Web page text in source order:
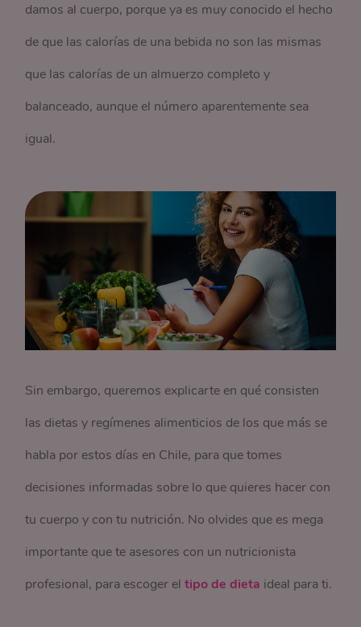
damos al cuerpo, porque ya es muy conocido el hecho
de que las calorías de una bebida no son las mismas
que las calorías de un almuerzo completo y
balanceado, aunque el número aparentemente sea
igual.
Sin embargo, queremos explicarte en qué consisten
las dietas y regímenes alimenticios de los que más se
habla por estos días en Chile, para que tomes
decisiones informadas sobre lo que quieres hacer con
tu cuerpo y con tu nutrición. No olvides que es mega
importante que te asesores con un nutricionista
profesional, para escoger eltipo de dieta ideal para ti.